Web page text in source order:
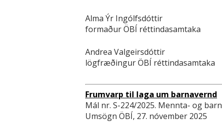
Alma Ýr Ingólfsdóttir
formaður ÖBÍ réttindasamtaka
Andrea Valgeirsdóttir
lögfræðingur ÖBÍ réttindasamtaka
Frumvarp til laga um barnavernd
Mál nr. S-224/2025. Mennta- og
Umsögn ÖBÍ, 27. nóvember 2025